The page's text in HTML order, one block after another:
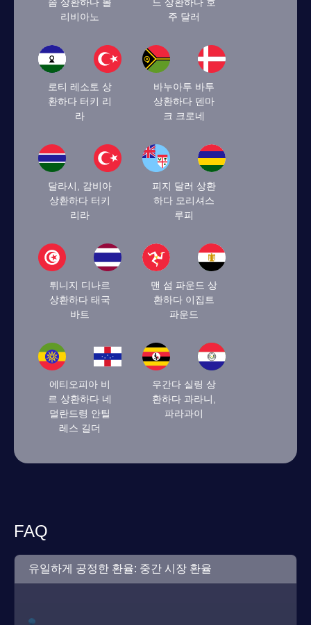
리비아노
주 달러
로티 레소토 상
환하다 터키 리
라
바누아투 바투
상환하다 덴마
크 크로네
달라시, 감비아
상환하다 터키
리라
피지 달러 상환
하다 모리셔스
루피
튀니지 디나르
상환하다 태국
바트
맨 섬 파운드 상
환하다 이집트
파운드
에티오피아 비
르 상환하다 네
덜란드령 안틸
레스 길더
우간다 실링 상
환하다 과라니,
파라과이
FAQ
유일하게 공정한 환율: 중간 시장 환율